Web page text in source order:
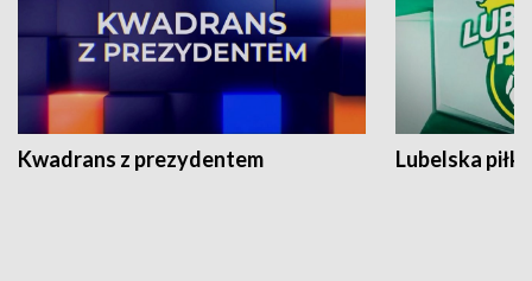
Kwadrans z prezydentem Lubelska piłka